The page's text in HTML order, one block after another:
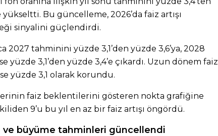
yükseltti. Bu güncelleme, 2026’da faiz artışı
sinyalini güçlendirdi.
2027 tahminini yüzde 3,1’den yüzde 3,6’ya, 2028
yüzde 3,1’den yüzde 3,4’e çıkardı. Uzun dönem faiz
yüzde 3,1 olarak korundu.
faiz beklentilerini gösteren nokta grafiğine
9’u bu yıl en az bir faiz artışı öngördü.
ve büyüme tahminleri güncellendi